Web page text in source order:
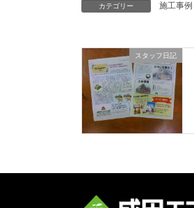
カテゴリー 施工事例
スタッフ日記